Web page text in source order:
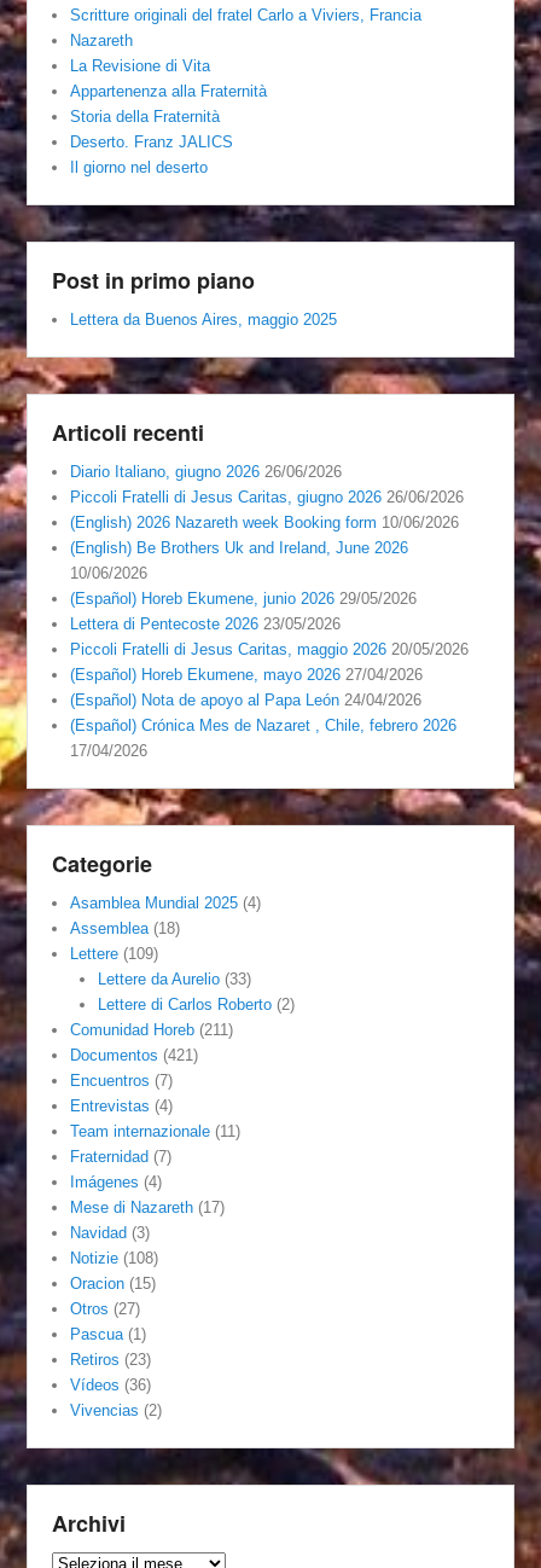
Scritture originali del fratel Carlo a Viviers, Francia
Nazareth
La Revisione di Vita
Appartenenza alla Fraternità
Storia della Fraternità
Deserto. Franz JALICS
Il giorno nel deserto
Post in primo piano
Lettera da Buenos Aires, maggio 2025
Articoli recenti
Diario Italiano, giugno 2026 26/06/2026
Piccoli Fratelli di Jesus Caritas, giugno 2026 26/06/2026
(English) 2026 Nazareth week Booking form 10/06/2026
(English) Be Brothers Uk and Ireland, June 2026
10/06/2026
(Español) Horeb Ekumene, junio 2026 29/05/2026
Lettera di Pentecoste 2026 23/05/2026
Piccoli Fratelli di Jesus Caritas, maggio 2026 20/05/2026
(Español) Horeb Ekumene, mayo 2026 27/04/2026
(Español) Nota de apoyo al Papa León 24/04/2026
(Español) Crónica Mes de Nazaret , Chile, febrero 2026
17/04/2026
Categorie
Asamblea Mundial 2025 (4)
Assemblea (18)
Lettere (109)
Lettere da Aurelio(33)
Lettere di Carlos Roberto(2)
Comunidad Horeb (211)
Documentos (421)
Encuentros (7)
Entrevistas (4)
Team internazionale (11)
Fraternidad (7)
Imágenes (4)
Mese di Nazareth (17)
Navidad (3)
Notizie (108)
Oracion (15)
Otros (27)
Pascua (1)
Retiros (23)
Vídeos (36)
Vivencias (2)
Archivi
Archivi